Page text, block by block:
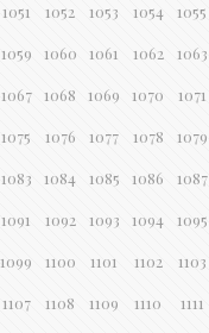
1051 1052 1053 1054 1055
1059 1060 1061 1062 1063
1067 1068 1069 1070 1071
1075 1076 1077 1078 1079
1083 1084 1085 1086 1087
1091 1092 1093 1094 1095
1099 1100 1101 1102 1103
1107 1108 1109 1110 1111